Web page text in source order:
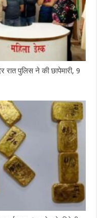
पुलिस ने की छापेमारी, 9